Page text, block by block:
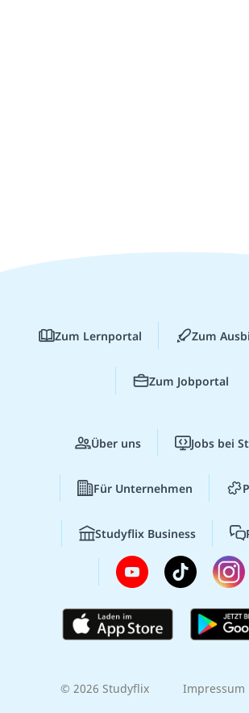
Zum Lernportal Zum
Zum Jobportal
Über uns Jobs bei
Für Unternehmen
Studyflix Business
© 2026 Studyflix Impressum